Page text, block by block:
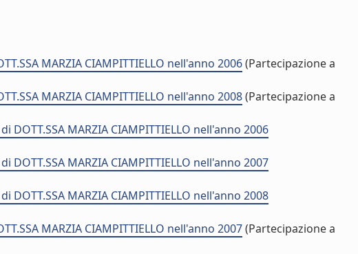
MARZIA CIAMPITTIELLO nell'anno 2006(Partecipazione a
MARZIA CIAMPITTIELLO nell'anno 2008(Partecipazione a
MARZIA CIAMPITTIELLO nell'anno 2006
MARZIA CIAMPITTIELLO nell'anno 2007
MARZIA CIAMPITTIELLO nell'anno 2008
MARZIA CIAMPITTIELLO nell'anno 2007(Partecipazione a